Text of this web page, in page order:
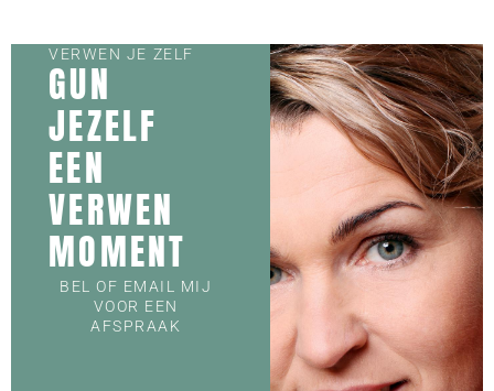
VERWEN JE ZELF
GUN
JEZELF
EEN
VERWEN
MOMENT
BEL OF EMAIL MIJ
VOOR EEN
AFSPRAAK